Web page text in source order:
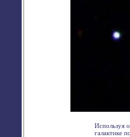
Используя
галактике